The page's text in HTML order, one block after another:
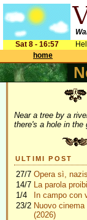
Sat 8 - 16:57
home
Near a tree by a
there's a hole in the
ULTIMI POST
27/7 Opera sì,
14/7 La parola
1/4
In campo con
23/2 Nuovo
(2026)